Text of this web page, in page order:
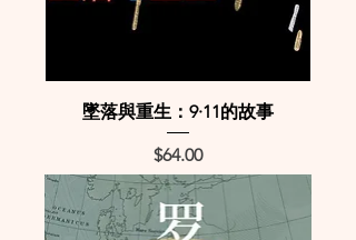
墜落與重生：9·11的故事
Price
$64.00